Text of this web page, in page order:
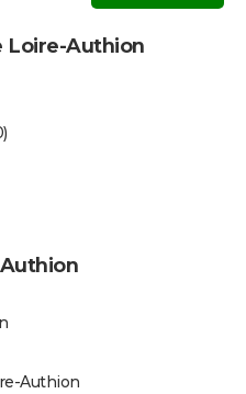
Loire-Authion
Authion